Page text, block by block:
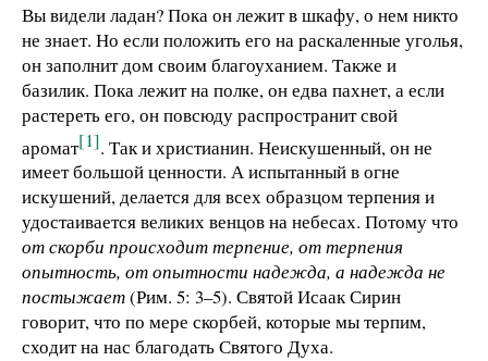
Вы видели ладан? Пока он лежит в шкафу, о нем никто
не знает. Но если положить его на раскаленные уголья,
он заполнит дом своим благоуханием. Также и
базилик. Пока лежит на полке, он едва пахнет, а если
растереть его, он повсюду распространит свой
аромат[1]. Так и христианин. Неискушенный, он не
имеет большой ценности. А испытанный в огне
искушений, делается для всех образцом терпения и
удостаивается великих венцов на небесах. Потому что
от скорби происходит терпение, от терпения
опытность, от опытности надежда, а надежда не
постыжает(Рим. 5: 3–5). Святой Исаак Сирин
говорит, что по мере скорбей, которые мы терпим,
сходит на нас благодать Святого Духа.